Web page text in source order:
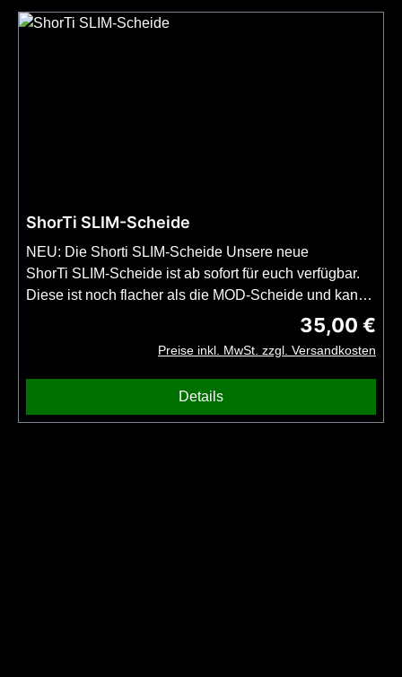
Scheide ShorTi 2x Nutenstein M3-3,6mm1x
ShorTi SLIM-Scheide
NEU: Die Shorti SLIM-Scheide Unsere neue
ShorTi SLIM-Scheide ist ab sofort für euch verfügbar.
Diese ist noch flacher als die MOD-Scheide und kann
ebenfalls als Neckknife getragen werden. Die Scheide
ist nicht vorgesehen für Tragesysteme. Das Messer ist
NICHT im Set enthalten.
Regulärer
35,00 €
Preise inkl. MwSt. zzgl. Versandkosten
Details